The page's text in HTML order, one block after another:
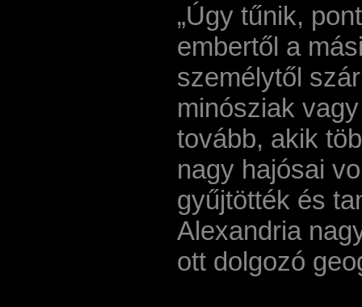
„Úgy tűnik,
embertől a
személytől
minósziak
tovább, akik
nagy hajósai
gyűjtötték és
Alexandria
ott dolgozó